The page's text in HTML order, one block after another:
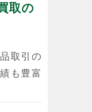
取の
取引の
も豊富